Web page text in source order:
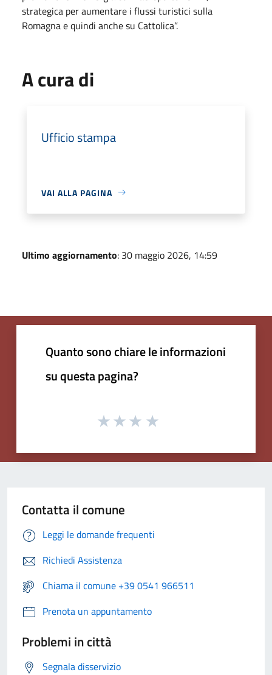
strategica per aumentare i flussi turistici sulla
Romagna e quindi anche su Cattolica”.
A cura di
Ufficio stampa
VAI ALLA PAGINA
Ultimo aggiornamento: 30 maggio 2026, 14:59
Quanto sono chiare le informazioni
su questa pagina?
Contatta il comune
Leggi le domande frequenti
Richiedi Assistenza
Chiama il comune +39 0541 966511
Prenota un appuntamento
Problemi in città
Segnala disservizio